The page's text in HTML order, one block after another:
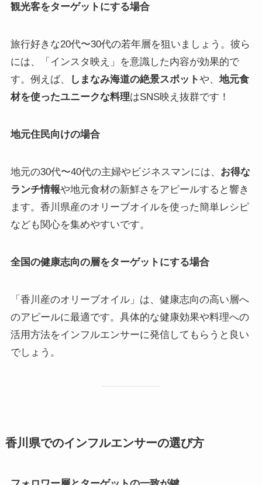
観光客をターゲットにする場合
旅行好きな20代〜30代の若年層を狙いましょう。彼ら
には、「インスタ映え」を意識した内容が効果的で
す。例えば、
しまなみ海道の絶景スポットや、 地元食
材を使ったユニークな料理はSNS映え抜群です！
地元住民向けの場合
地元の30代〜40代の主婦やビジネスマンには、 お得な
ランチ情報や地元食材の新鮮さをアピールすると響き
ます。香川県産のオリーブオイルを使った簡単レシピ
なども関心を集めやすいです。
全国の健康志向の層をターゲットにする場合
「香川産のオリーブオイル」は、健康志向の高い層へ
のアピールに最適です。具体的な健康効果や料理への
活用方法をインフルエンサーに発信してもらうと良い
でしょう。
香川県でのインフルエンサーの選び方